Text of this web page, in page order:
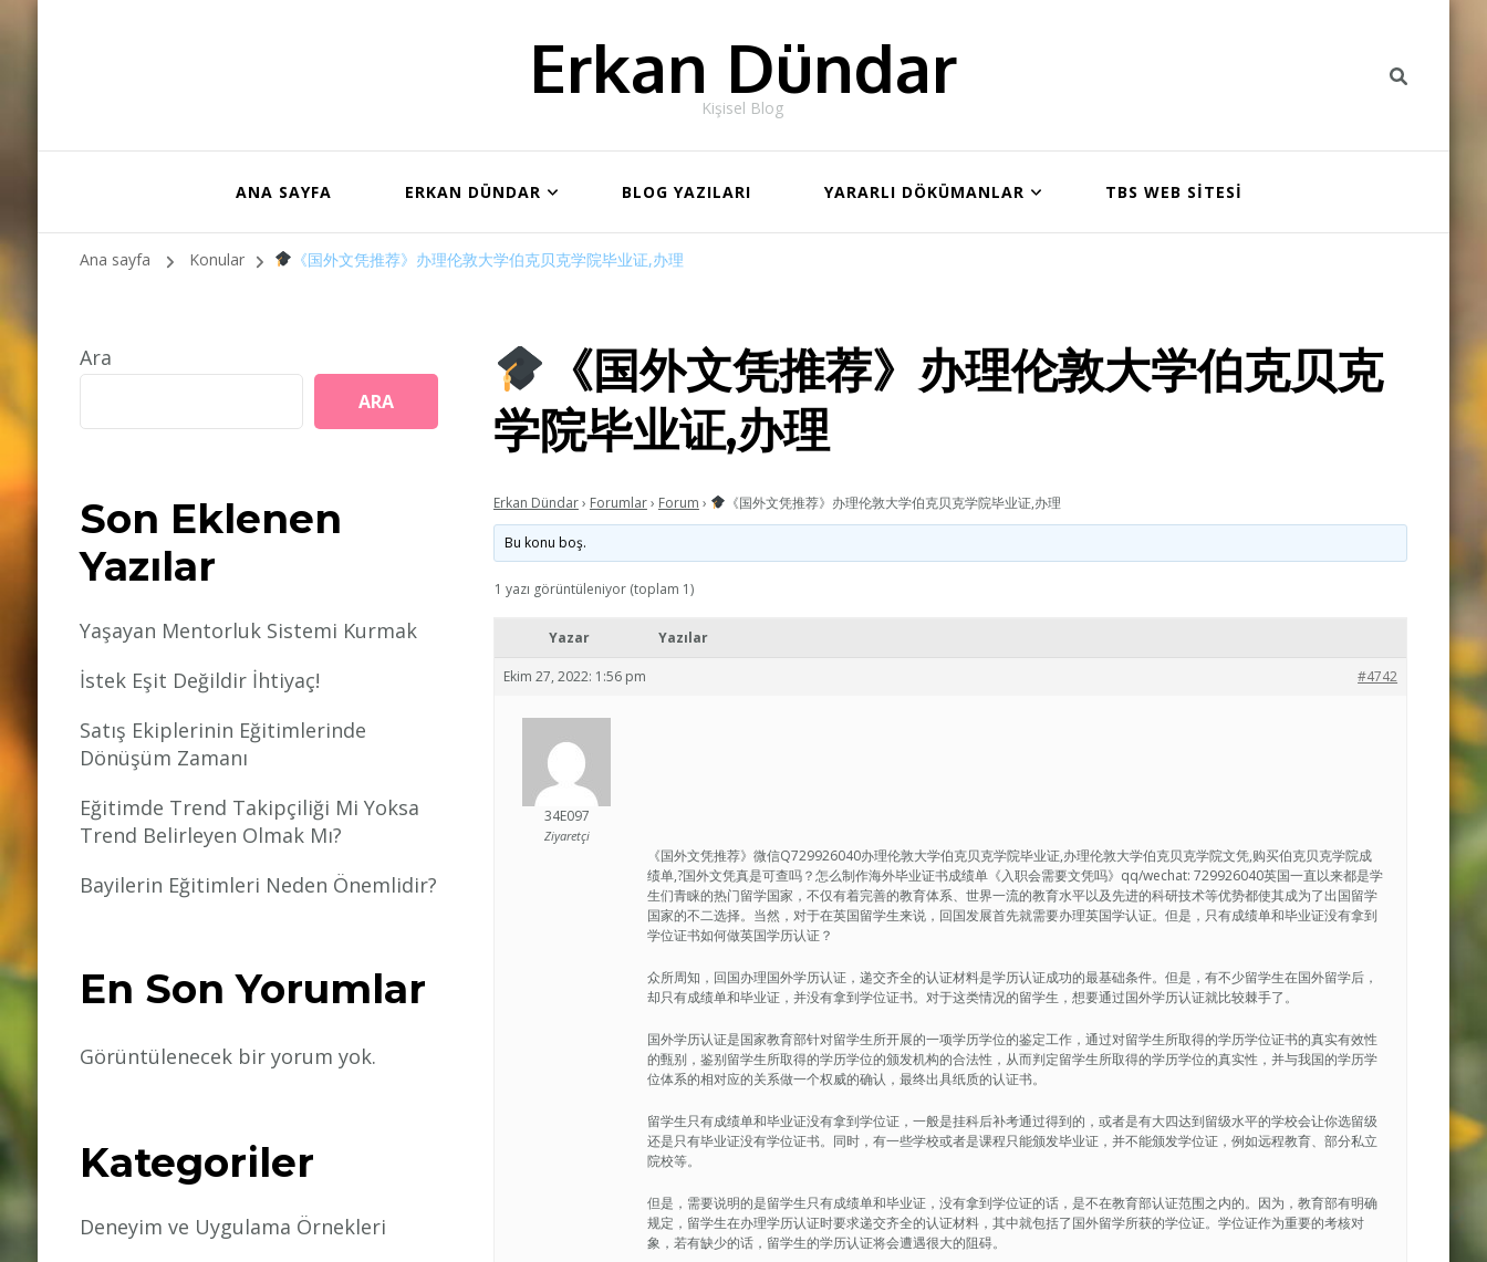
Erkan Dündar
Kişisel Blog
ANA SAYFA ERKAN DÜNDAR BLOG YAZILARI YARARLI DÖKÜMANLAR TBS WEB SİTESİ
Ana sayfa Konular 《国外文凭推荐》办理伦敦大学伯克贝克学院毕业证,办理
《国外文凭推荐》办理伦敦大学伯克贝克
学院毕业证,办理
Erkan Dündar› Forumlar› Forum › 《国外文凭推荐》办理伦敦大学伯克贝克学院毕业证,办理
Bu konu boş.
1 yazı görüntüleniyor (toplam 1)
Yazar Yazılar
Ekim 27, 2022: 1:56 pm #4742
34E097
Ziyaretçi
《国外文凭推荐》微信Q729926040办理伦敦大学伯克贝克学院毕业证,办理伦敦大学伯克贝克学院文凭,购买伯克贝克学院成
绩单,?国外文凭真是可查吗？怎么制作海外毕业证书成绩单《入职会需要文凭吗》qq/wechat: 729926040英国一直以来都是学
生们青睐的热门留学国家，不仅有着完善的教育体系、世界一流的教育水平以及先进的科研技术等优势都使其成为了出国留学
国家的不二选择。当然，对于在英国留学生来说，回国发展首先就需要办理英国学认证。但是，只有成绩单和毕业证没有拿到
学位证书如何做英国学历认证？
众所周知，回国办理国外学历认证，递交齐全的认证材料是学历认证成功的最基础条件。但是，有不少留学生在国外留学后，
却只有成绩单和毕业证，并没有拿到学位证书。对于这类情况的留学生，想要通过国外学历认证就比较棘手了。
国外学历认证是国家教育部针对留学生所开展的一项学历学位的鉴定工作，通过对留学生所取得的学历学位证书的真实有效性
的甄别，鉴别留学生所取得的学历学位的颁发机构的合法性，从而判定留学生所取得的学历学位的真实性，并与我国的学历学
位体系的相对应的关系做一个权威的确认，最终出具纸质的认证书。
留学生只有成绩单和毕业证没有拿到学位证，一般是挂科后补考通过得到的，或者是有大四达到留级水平的学校会让你选留级
还是只有毕业证没有学位证书。同时，有一些学校或者是课程只能颁发毕业证，并不能颁发学位证，例如远程教育、部分私立
院校等。
但是，需要说明的是留学生只有成绩单和毕业证，没有拿到学位证的话，是不在教育部认证范围之内的。因为，教育部有明确
规定，留学生在办理学历认证时要求递交齐全的认证材料，其中就包括了国外留学所获的学位证。学位证作为重要的考核对
象，若有缺少的话，留学生的学历认证将会遭遇很大的阻碍。
Ara
ARA
Son Eklenen
Yazılar
Yaşayan Mentorluk Sistemi Kurmak
İstek Eşit Değildir İhtiyaç!
Satış Ekiplerinin Eğitimlerinde
Dönüşüm Zamanı
Eğitimde Trend Takipçiliği Mi Yoksa
Trend Belirleyen Olmak Mı?
Bayilerin Eğitimleri Neden Önemlidir?
En Son Yorumlar
Görüntülenecek bir yorum yok.
Kategoriler
Deneyim ve Uygulama Örnekleri